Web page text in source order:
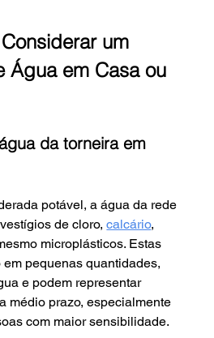
um
Água em Casa ou
da torneira em
potável, a água da rede
de cloro, calcário,
microplásticos. Estas
pequenas quantidades,
e podem representar
médio prazo, especialmente
com maior sensibilidade.